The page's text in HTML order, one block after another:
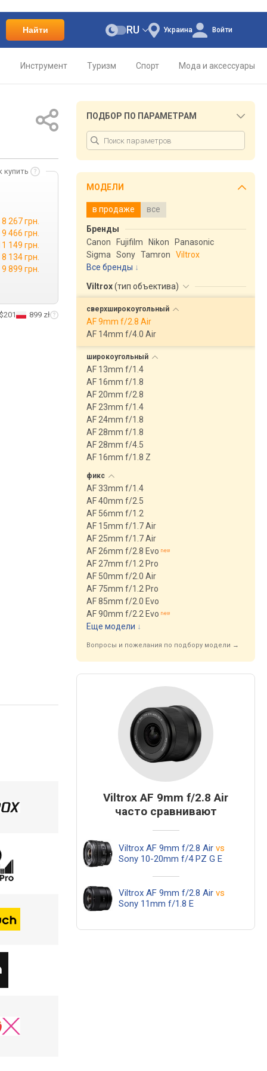
Найти Украина
RU Войти
Инструмент Туризм Спорт Мода и аксессуары
купить
8 267 грн.
9 466 грн.
149 грн.
8 134 грн.
9 899 грн.
899 zł
ПОДБОР ПО ПАРАМЕТРАМ
МОДЕЛИ
в продаже все
Бренды
Canon
Fujifilm Nikon
Panasonic
Sigma
Sony Tamron
Viltrox
Все бренды
Viltrox(тип объектива)
сверхширокоугольный
AF 9mm f/2.8 Air
AF 14mm f/4.0 Air
широкоугольный
AF 13mm f/1.4
AF 16mm f/1.8
AF 20mm f/2.8
AF 23mm f/1.4
AF 24mm f/1.8
AF 28mm f/1.8
AF 28mm f/4.5
AF 16mm f/1.8 Z
фикс
AF 33mm f/1.4
AF 40mm f/2.5
AF 56mm f/1.2
AF 15mm f/1.7 Air
AF 25mm f/1.7 Air
AF 26mm f/2.8 Evo
AF 27mm f/1.2 Pro
AF 50mm f/2.0 Air
AF 75mm f/1.2 Pro
AF 85mm f/2.0 Evo
AF 90mm f/2.2 Evo
Еще модели ↓
Вопросы и пожелания по подбору модели →
Viltrox AF 9mm f/2.8 Air
часто сравнивают
Viltrox AF 9mm f/2.8 Air vs
Sony 10-20mm f/4 PZ G E
Viltrox AF 9mm f/2.8 Air vs
Sony 11mm f/1.8 E